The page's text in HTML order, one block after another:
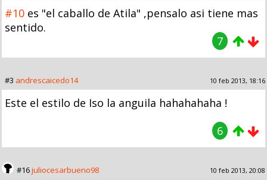
#10 es "el caballo de Atila" ,pensalo asi tiene mas
sentido.
7
#3 andrescaicedo14 10 feb 2013, 18:16
Este el estilo de Iso la anguila hahahahaha !
6
#16juliocesarbueno98 10 feb 2013, 20:08